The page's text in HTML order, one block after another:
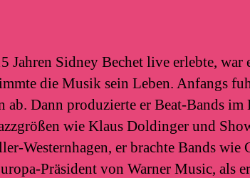
Jahren Sidney Bechet live erlebte, war
die Musik sein Leben. Anfangs
ab. Dann produzierte er Beat-Bands
wie Klaus Doldinger und
Westernhagen, er brachte Bands wie
Präsident von Warner Music, als